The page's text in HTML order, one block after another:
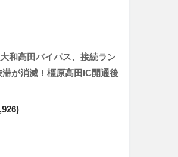
和高田バイパス、接続ラン
が消滅！橿原高田IC開通後